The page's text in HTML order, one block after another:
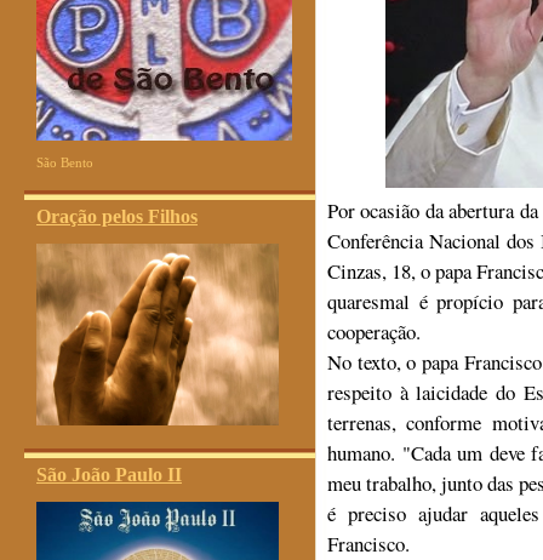
São Bento
Oração pelos Filhos
São João Paulo II
Por ocasião da abertura
Conferência Nacional
Cinzas, 18, o papa
quaresmal é propício
cooperação.
No texto, o papa
respeito à laicidade do
terrenas, conforme
humano. "Cada um deve
meu trabalho, junto das
é preciso ajudar
Francisco.